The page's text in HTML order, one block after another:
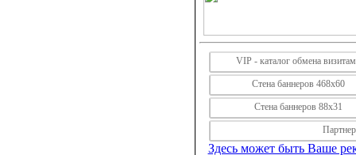
VIP - каталог обмена
Стена баннеров 468х60
Стена баннеров 88х31
Здесь может быть Ваше